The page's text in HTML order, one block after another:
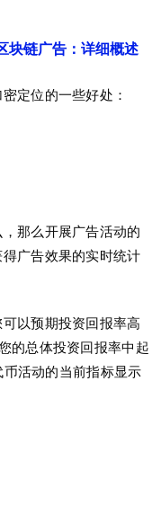
块链广告：详细概述
定位的一些好处：
那么开展广告活动的
得广告效果的实时统计
以预期投资回报率高
的总体投资回报率中起
币活动的当前指标显示